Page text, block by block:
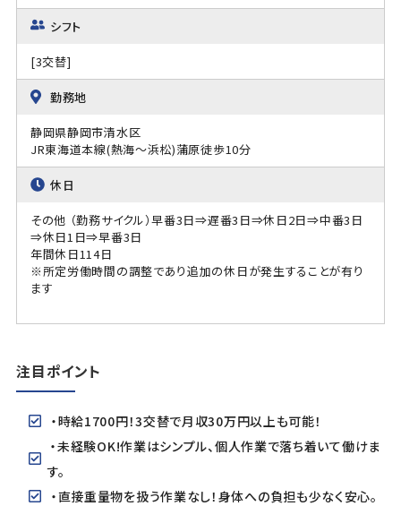
シフト
[3交替]
勤務地
静岡県静岡市清水区
JR東海道本線(熱海～浜松)蒲原徒歩10分
休日
その他 （勤務サイクル）早番3日⇒遅番3日⇒休日2日⇒中番3日
⇒休日1日⇒早番3日
年間休日114日
※所定労働時間の調整であり追加の休日が発生することが有り
ます
注目ポイント
・時給1700円！3交替で月収30万円以上も可能！
・未経験OK!作業はシンプル、個人作業で落ち着いて働けま
す。
・直接重量物を扱う作業なし！身体への負担も少なく安心。